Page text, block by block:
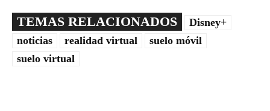
TEMAS RELACIONADOS
Disney+
noticias
realidad virtual
suelo móvil
suelo virtual